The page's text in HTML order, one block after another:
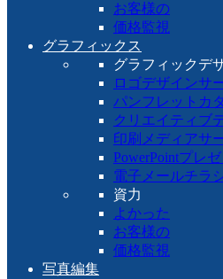
お客様の
価格監視
グラフィックス
グラフィックデ
ロゴデザインサ
パンフレットカ
クリエイティブ
印刷メディアサ
PowerPointプレ
電子メールチラ
資力
よかった
お客様の
価格監視
写真編集